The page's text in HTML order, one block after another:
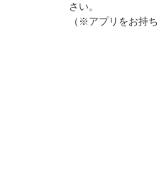
さい。
（※アプリをお持